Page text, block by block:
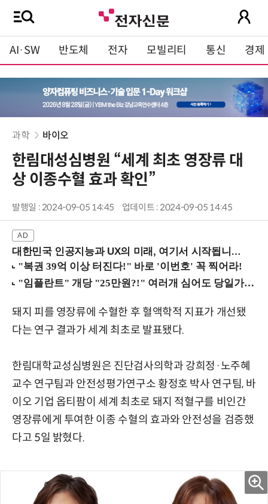
AI·SW 반도체 전자 모빌리티 통신 경제
과학 바이오
한림대성심병원 “세계 최초 영장류 대
상 이종수혈 효과 확인”
발행일 : 2024-09-05 14:45 업데이트 : 2024-09-05 14:45
대한민국 인공지능과 UX의 미래, 여기서 시작됩니다! (9/2 강남역)
돼지 피를 영장류에 수혈한 후 혈액학적 지표가 개선됐
다는 연구 결과가 세계 최초로 발표됐다.
한림대학교성심병원은 진단검사의학과 강희정·노주혜
교수 연구팀과 안전성평가연구소 황정호 박사 연구팀, 바
이오 기업 옵티팜이 세계 최초로 돼지 적혈구를 비인간
영장류에게 투여한 이종 수혈의 효과와 안전성을 검증했
다고 5일 밝혔다.